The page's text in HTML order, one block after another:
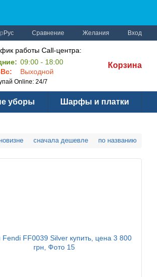
Рус Сравнение Желания Вход
работы Call-центра:
09:00 - 18:00
Выходной
Online: 24/7
Корзина
уборы Шарфы и платки
сначала дешевле по названию